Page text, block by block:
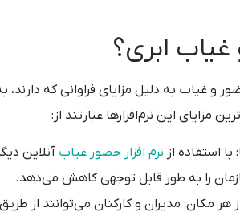
ابری؟
حضور و غیاب به دلیل مزایای فراوانی که
مزایای این نرم‌افزارها عبارتند از:
استفاده از نرم افزار حضور غیاب آنلاین
را به طور قابل توجهی کاهش می‌دهد.
هر مکان: مدیران و کارکنان می‌توانند از